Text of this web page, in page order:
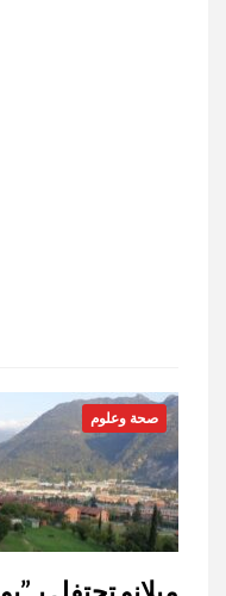
صحة وعلوم